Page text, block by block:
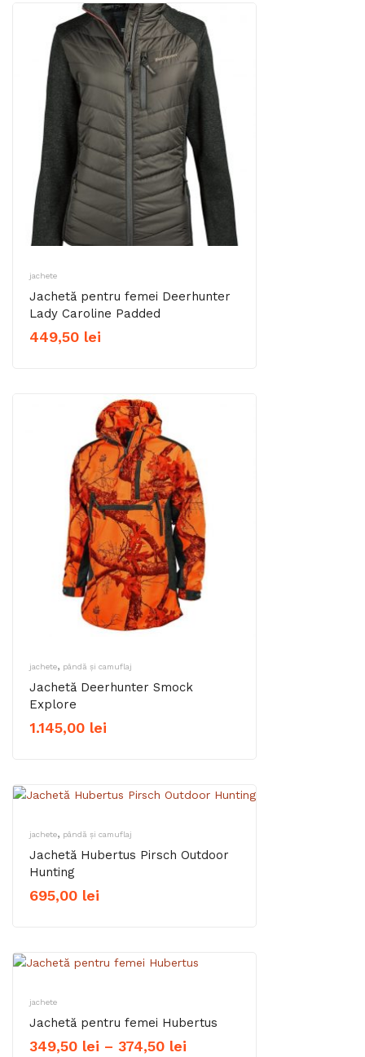
jachete
Jachetă pentru femei Deerhunter
Lady Caroline Padded
449,50 lei
jachete, pândă și camuflaj
Jachetă Deerhunter Smock
Explore
1.145,00 lei
jachete, pândă și camuflaj
Jachetă Hubertus Pirsch Outdoor
Hunting
695,00 lei
jachete
Jachetă pentru femei Hubertus
349,50 lei – 374,50 lei